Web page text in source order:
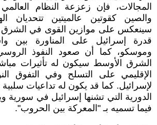
المجالات، فإن زعزعة النظام
والصين كقوتين عالميتين تتحديان
سينعكس على موازين القوى في الشرق
قدرة إسرائيل على المناورة بين
وموسكو، كما أن صعود النفوذ
الشرق الأوسط سيكون له تأثيرات
الإقليمي على التسلح وفي التفوق
لإسرائيل. كما قد يكون له تداعيات سلبية
الدورية التي تشنها إسرائيل في سورية
فيما تسميه بـ "المعركة بين الحروب".